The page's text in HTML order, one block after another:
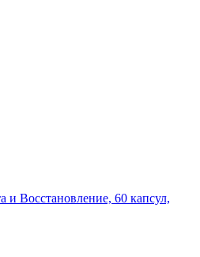
Восстановление, 60 капсул,